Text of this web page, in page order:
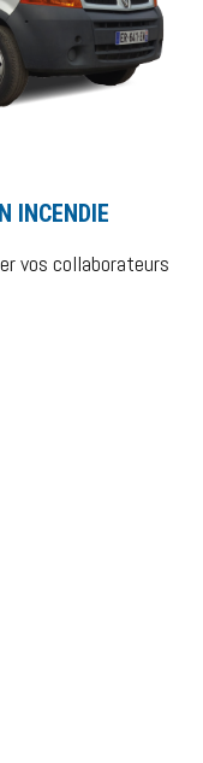
INCENDIE
vos collaborateurs